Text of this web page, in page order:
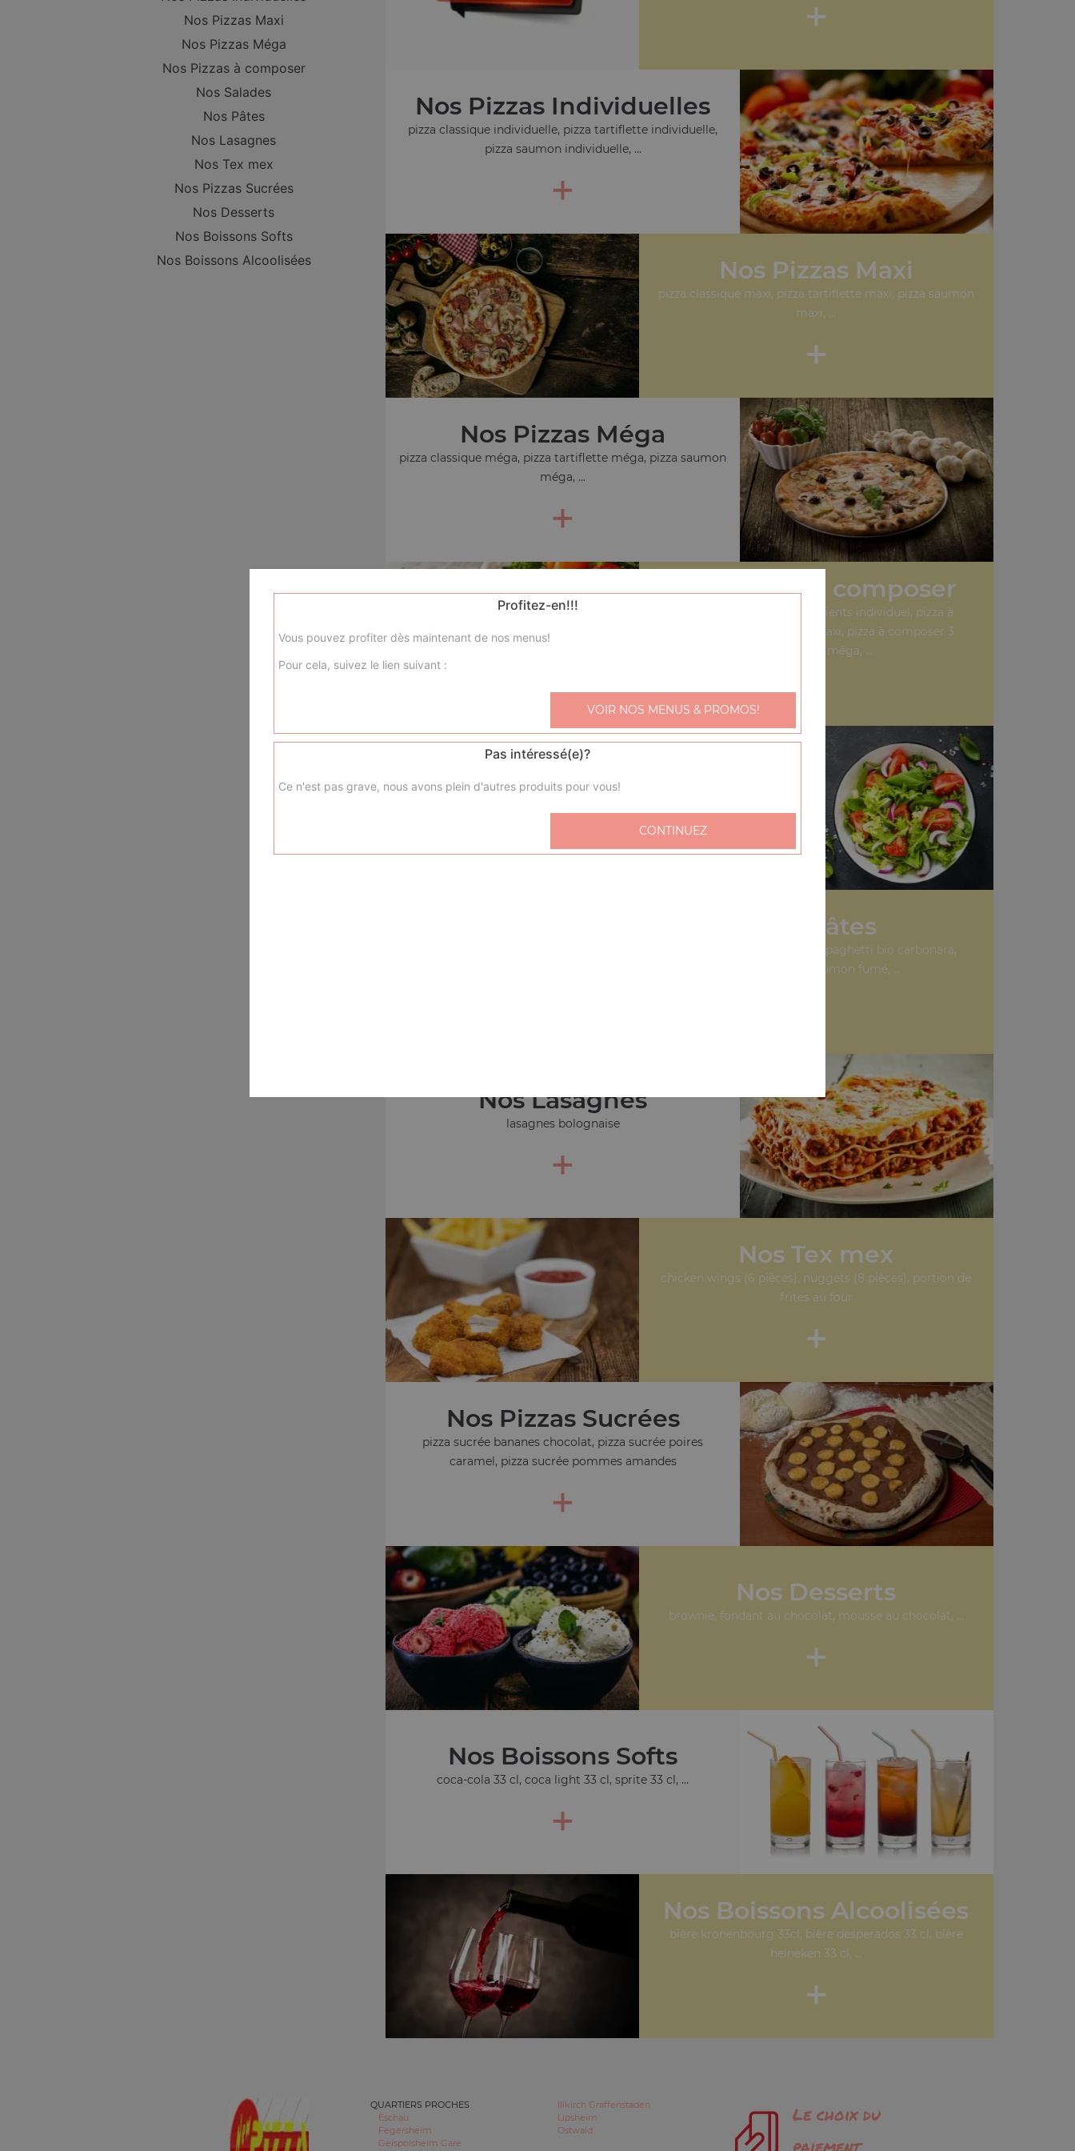
Nos Pizzas Maxi
Nos Pizzas Méga
Nos Pizzas à composer
Nos Salades
Nos Pâtes
Nos Lasagnes
Nos Tex mex
Nos Pizzas Sucrées
Nos Desserts
Nos Boissons Softs
Nos Boissons Alcoolisées
+
Nos Pizzas Individuelles
pizza classique individuelle, pizza tartiflette individuelle,
pizza saumon individuelle, ...
+
Nos Pizzas Maxi
pizza classique maxi, pizza tartiflette maxi, pizza saumon
maxi, ...
+
Nos Pizzas Méga
pizza classique méga, pizza tartiflette méga, pizza saumon
méga, ...
+
Nos Pizzas à composer
pizza à composer 3 ingrédients individuel, pizza à
composer 3 ingrédients maxi, pizza à composer 3
ingrédients méga, ...
salade verte, salade tomate mozzarella, salade paysanne, ...
Nos Pâtes
spaghetti bio bolognaise, spaghetti bio carbonara,
spaghetti bio saumon fumé, ...
Nos Lasagnes
lasagnes bolognaise
+
Nos Tex mex
chicken wings (6 pièces), nuggets (8 pièces), portion de
frites au four
+
Nos Pizzas Sucrées
pizza sucrée bananes chocolat, pizza sucrée poires
caramel, pizza sucrée pommes amandes
+
Nos Desserts
brownie, fondant au chocolat, mousse au chocolat, ...
+
Nos Boissons Softs
coca-cola 33 cl, coca light 33 cl, sprite 33 cl, ...
+
Nos Boissons Alcoolisées
bière kronenbourg 33cl, bière desperados 33 cl, bière
heineken 33 cl, ...
+
QUARTIERS PROCHES
Eschau
Fegersheim
Geispolsheim Gare
Illkirch Graffenstaden
Lipsheim
Ostwald
Le choix du
paiement
Profitez-en!!!
Vous pouvez profiter dès maintenant de nos menus!
Pour cela, suivez le lien suivant :
VOIR NOS MENUS & PROMOS!
Pas intéressé(e)?
Ce n'est pas grave, nous avons plein d'autres produits pour vous!
CONTINUEZ